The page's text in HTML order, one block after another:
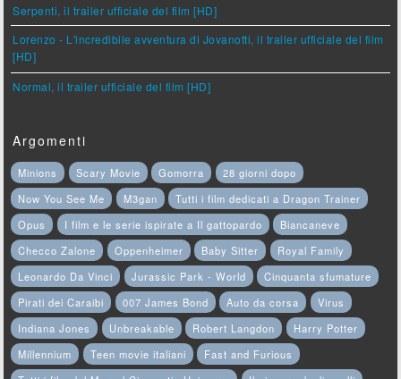
Serpenti, il trailer ufficiale del film [HD]
Lorenzo - L'incredibile avventura di Jovanotti, il trailer ufficiale del film
[HD]
Normal, il trailer ufficiale del film [HD]
Argomenti
Minions Scary Movie Gomorra
28 giorni dopo
Now You See Me
M3gan
Tutti i film dedicati a Dragon Trainer
Opus
I film e le serie ispirate a Il gattopardo
Biancaneve
Checco Zalone
Oppenheimer Baby Sitter
Royal Family
Leonardo Da Vinci
Jurassic Park - World
Cinquanta sfumature
Pirati dei Caraibi
007 James Bond Auto da corsa
Virus
Indiana Jones
Unbreakable Robert Langdon
Harry Potter
Millennium
Teen movie italiani
Fast and Furious